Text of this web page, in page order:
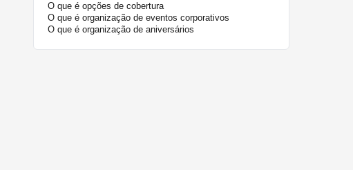
O que é opções de cobertura
O que é organização de eventos corporativos
O que é organização de aniversários